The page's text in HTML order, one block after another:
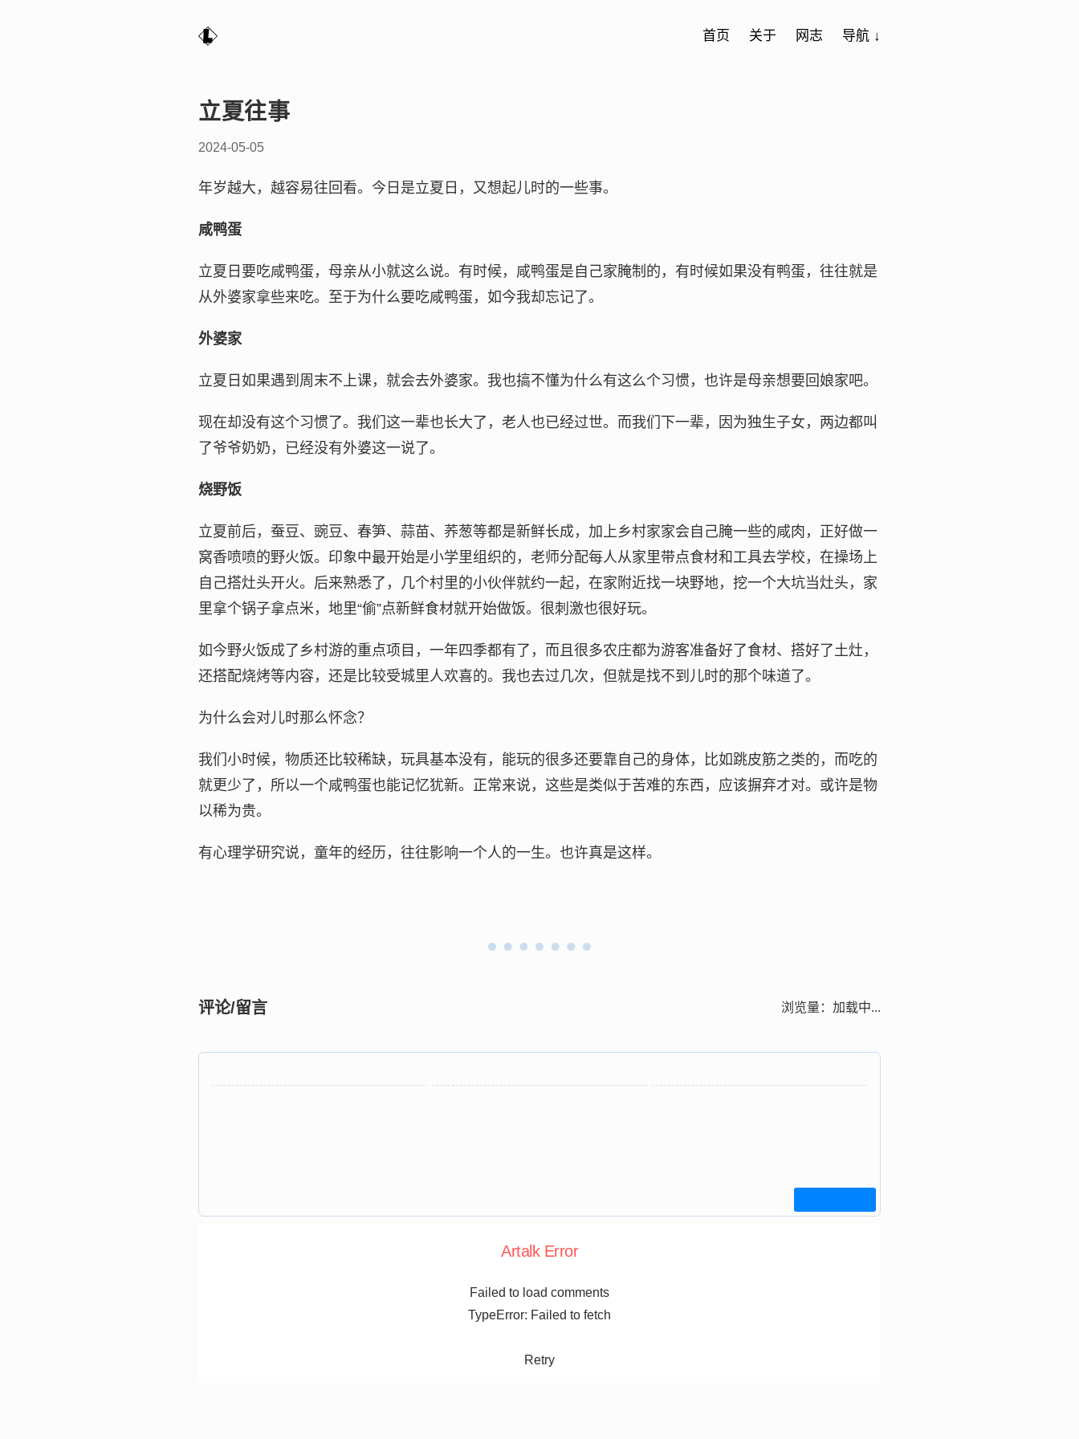
首页 关于 网志 导航 ↓
立夏往事
2024-05-05
年岁越大，越容易往回看。今日是立夏日，又想起儿时的一些事。
咸鸭蛋
立夏日要吃咸鸭蛋，母亲从小就这么说。有时候，咸鸭蛋是自己家腌制的，有时候如果没有鸭蛋，往往就是
从外婆家拿些来吃。至于为什么要吃咸鸭蛋，如今我却忘记了。
外婆家
立夏日如果遇到周末不上课，就会去外婆家。我也搞不懂为什么有这么个习惯，也许是母亲想要回娘家吧。
现在却没有这个习惯了。我们这一辈也长大了，老人也已经过世。而我们下一辈，因为独生子女，两边都叫
了爷爷奶奶，已经没有外婆这一说了。
烧野饭
立夏前后，蚕豆、豌豆、春笋、蒜苗、荞葱等都是新鲜长成，加上乡村家家会自己腌一些的咸肉，正好做一
窝香喷喷的野火饭。印象中最开始是小学里组织的，老师分配每人从家里带点食材和工具去学校，在操场上
自己搭灶头开火。后来熟悉了，几个村里的小伙伴就约一起，在家附近找一块野地，挖一个大坑当灶头，家
里拿个锅子拿点米，地里“偷”点新鲜食材就开始做饭。很刺激也很好玩。
如今野火饭成了乡村游的重点项目，一年四季都有了，而且很多农庄都为游客准备好了食材、搭好了土灶，
还搭配烧烤等内容，还是比较受城里人欢喜的。我也去过几次，但就是找不到儿时的那个味道了。
为什么会对儿时那么怀念？
我们小时候，物质还比较稀缺，玩具基本没有，能玩的很多还要靠自己的身体，比如跳皮筋之类的，而吃的
就更少了，所以一个咸鸭蛋也能记忆犹新。正常来说，这些是类似于苦难的东西，应该摒弃才对。或许是物
以稀为贵。
有心理学研究说，童年的经历，往往影响一个人的一生。也许真是这样。
评论/留言 浏览量： 加载中...
Artalk Error
Failed to load comments
TypeError: Failed to fetch
Retry